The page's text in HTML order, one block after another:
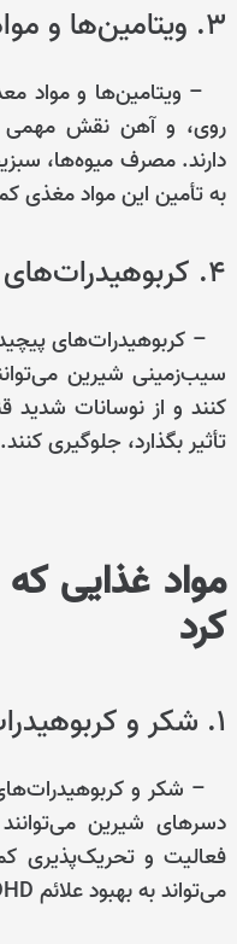
۳. ویتامین‌ها و مواد معدنی:
روی، و آهن نقش مهمی
دارند. مصرف میوه‌ها،
به تأمین این مواد مغذی
۴. کربوهیدرات‌های پیچیده:
– کربوهیدرات‌های
سیب‌زمینی شیرین
کنند و از نوسانات شدید
تأثیر بگذارد، جلوگیری کنند.
مواد غذایی که
کرد
۱. شکر و کربوهیدرات‌های ساده:
– شکر و
دسرهای شیرین
فعالیت و تحریک‌پذیری
می‌تواند به بهبود علائم ADHD کمک کند.